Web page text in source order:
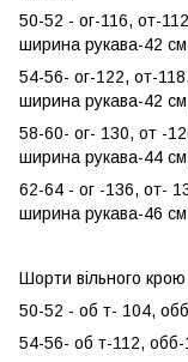
50-52 - ог-116, от-
ширина рукава-42
54-56- ог-122, от-
ширина рукава-42
58-60- ог- 130, от -
ширина рукава-44
62-64 - ог -136, от-
ширина рукава-46
Шорти вільного
50-52 - об т- 104,
54-56- об т-112,